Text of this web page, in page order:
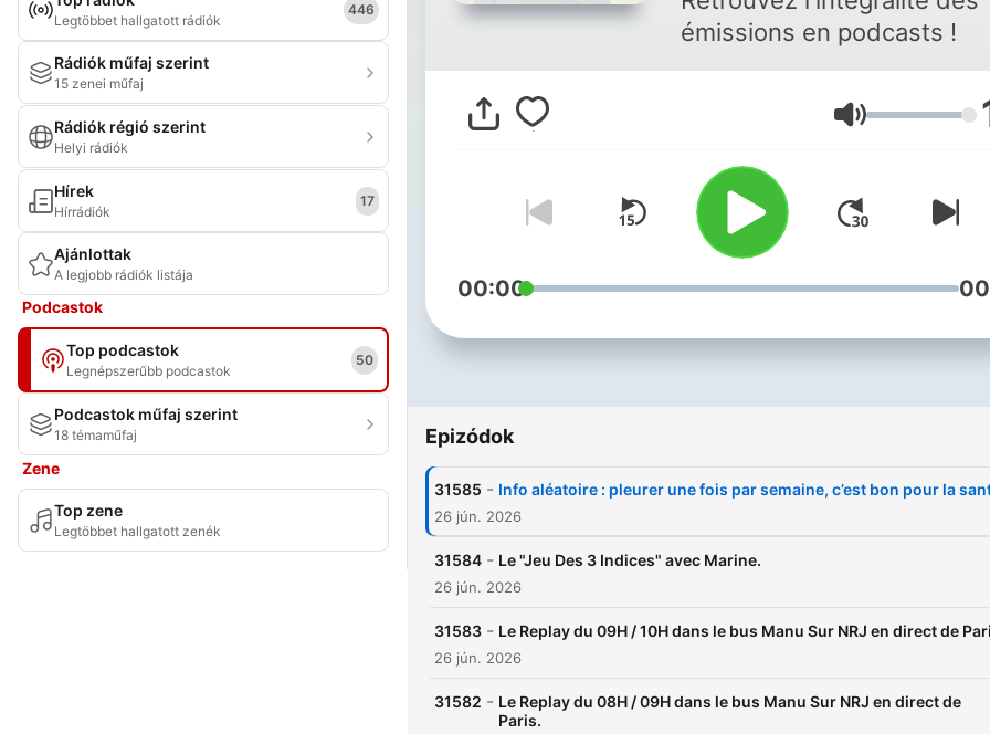
Legtöbbet hallgatott rádiók
446
Rádiók műfaj szerint
15 zenei műfaj
Rádiók régió szerint
Helyi rádiók
Hírek
Hírrádiók
17
Ajánlottak
A legjobb rádiók listája
Podcastok
Top podcastok
Legnépszerűbb podcastok
50
Podcastok műfaj szerint
18 témaműfaj
Zene
Top zene
Legtöbbet hallgatott zenék
émissions en podcasts !
Hangerő
00:00
Epizódok
31585 - Info aléatoire : pleurer une fois par semaine, c’est bon pour la
26 jún. 2026
31584 - Le "Jeu Des 3 Indices" avec Marine.
26 jún. 2026
31583 - Le Replay du 09H / 10H dans le bus Manu Sur NRJ en direct de
26 jún. 2026
31582 - Le Replay du 08H / 09H dans le bus Manu Sur NRJ en direct de
Paris.